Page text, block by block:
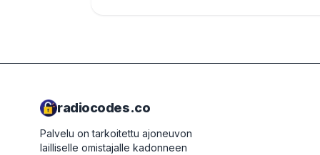
radiocodes.co
Palvelu on tarkoitettu ajoneuvon
lailliselle omistajalle kadonneen